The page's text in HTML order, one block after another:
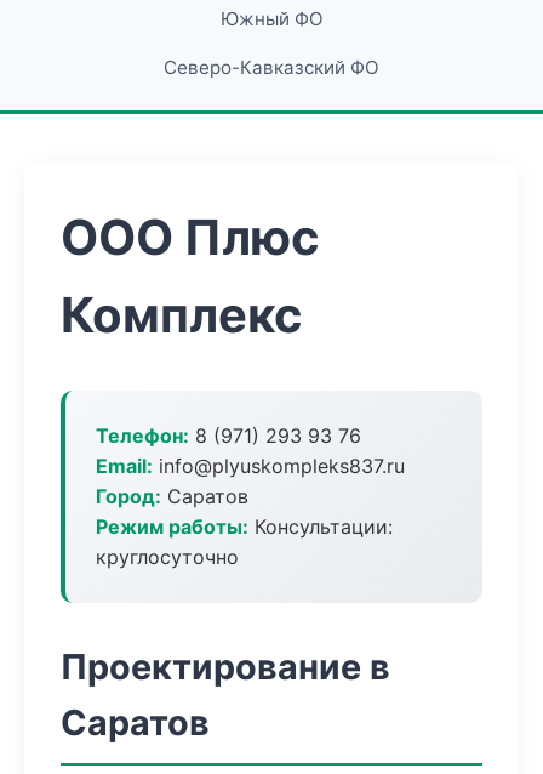
Южный ФО
Северо-Кавказский ФО
ООО Плюс
Комплекс
Телефон: 8 (971) 293 93 76
Email: info@plyuskompleks837.ru
Город: Саратов
Режим работы: Консультации:
круглосуточно
Проектирование в
Саратов